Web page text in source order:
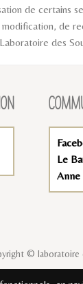
de certains
de
des
Le
Anne
© laboratoire